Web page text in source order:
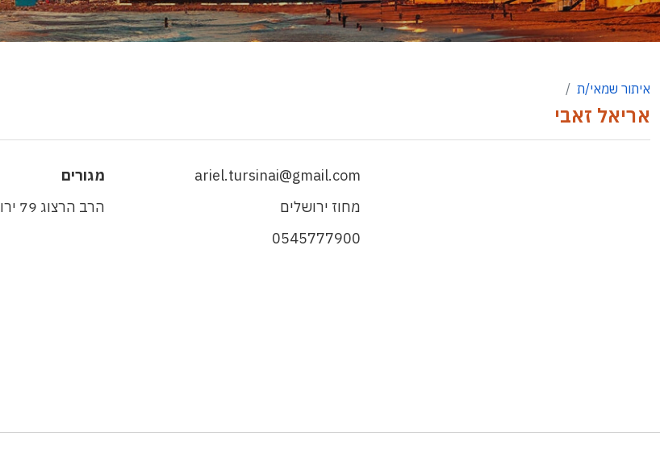
איתור שמאי/ת
אריאל זאבי
ariel.tursinai@gmail.com
מחוז ירושלים
0545777900
מגורים
הרב הרצוג 79 ירושלים